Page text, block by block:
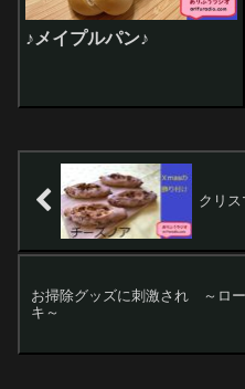
♪メイプルパン♪
クリス
お掃除グッズに刺激され ～ロ
キ～